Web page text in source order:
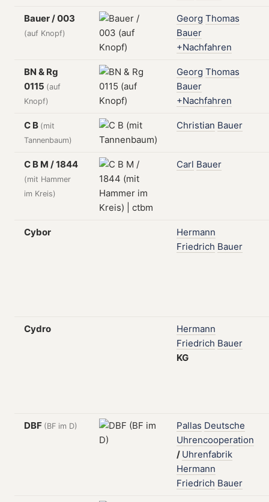
Bauer / 003
(auf Knopf)
Georg Thomas
Bauer
+Nachfahren
BN & Rg
0115 (auf
Knopf)
Georg Thomas
Bauer
+Nachfahren
C B (mit
Tannenbaum)
Christian Bauer
C B M / 1844
(mit Hammer
im Kreis)
Carl Bauer
Cybor
Hermann
Friedrich Bauer
Cydro
Hermann
Friedrich Bauer
KG
DBF (BF im D) Pallas Deutsche
Uhrencooperation
/ Uhrenfabrik
Hermann
Friedrich Bauer